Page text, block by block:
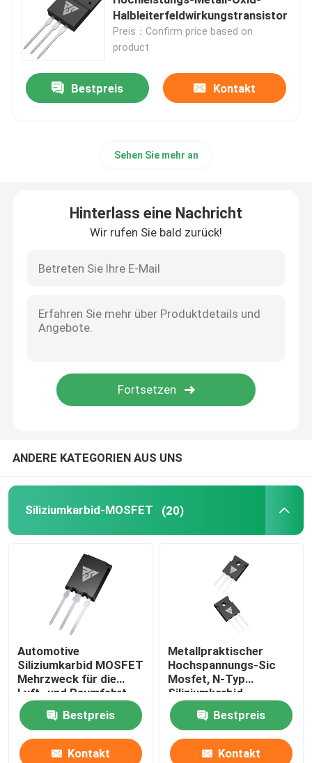
MOSFET mit Superverbindung
Siliziumkarbid SBD
IGBT mit hoher Leistung
Halbleiterfeldwirkungstransistor
Preis：Confirm price based on
product
Bestpreis Kontakt
Sehen Sie mehr an
Hinterlass eine Nachricht
Wir rufen Sie bald zurück!
ANDERE KATEGORIEN AUS UNS
Siliziumkarbid-MOSFET (20)
Automotive
Siliziumkarbid MOSFET
Mehrzweck für die
Luft- und Raumfahrt
Bestpreis
Kontakt
Metallpraktischer
Hochspannungs-Sic
Mosfet, N-Typ
Siliziumkarbid
Halbleiter
Bestpreis
Kontakt